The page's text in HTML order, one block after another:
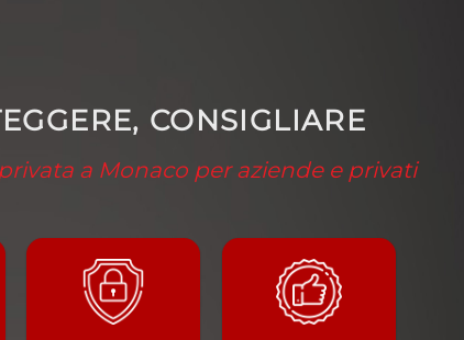
CONSIGLIARE
a Monaco per aziende e privati